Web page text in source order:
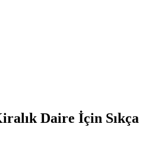
Daire İçin Sıkça